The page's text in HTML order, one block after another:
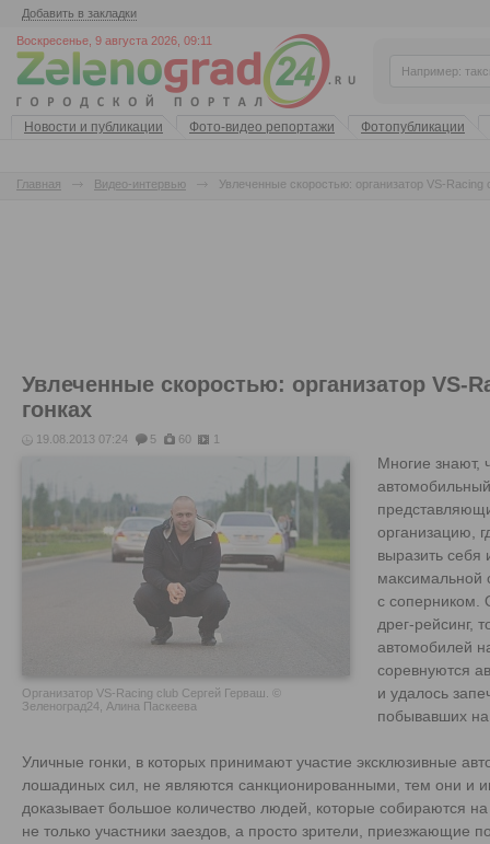
Добавить в закладки
Воскресенье, 9 августа 2026, 09:11
Новости и публикации Фото-видео репортажи Фотопубликации
Главная Видео-интервью Увлеченные скоростью: организатор VS-Racing
Увлеченные скоростью: организатор VS-
гонках
19.08.2013 07:24 5 60 1
Организатор VS-Racing club Сергей Герваш. ©
Зеленоград24, Алина Паскеева
Многие знают,
организацию,
выразить себя
максимальной
с соперником.
дрег-рейсинг,
автомобилей
соревнуются
и удалось
побывавших
Уличные гонки, в которых принимают участие эксклюзивные
лошадиных сил, не являются санкционированными, тем они и
доказывает большое количество людей, которые собираются
не только участники заездов, а просто зрители, приезжающие